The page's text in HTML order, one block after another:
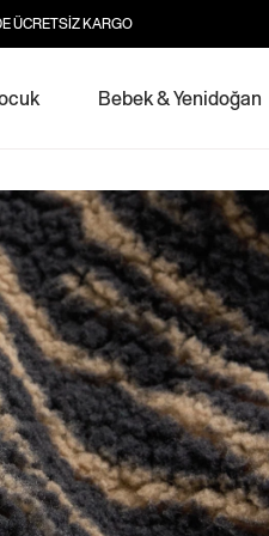
ÜCRETSİZ KARGO
Bebek & Yenidoğan